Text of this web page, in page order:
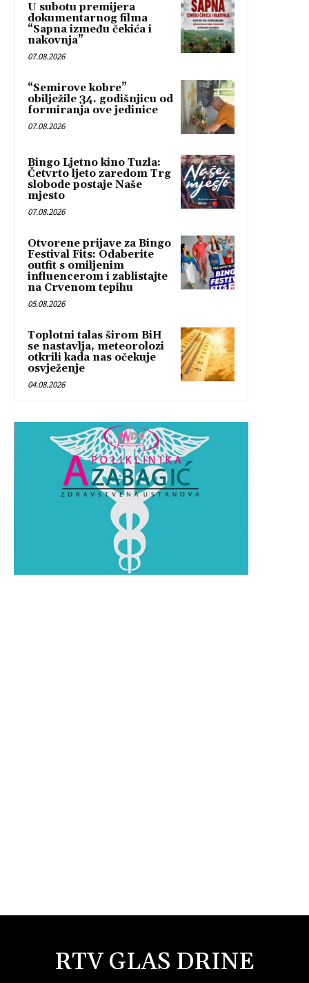
U subotu premijera
dokumentarnog filma
“Sapna između čekića i
nakovnja”
07.08.2026
“Semirove kobre”
obilježile 34. godišnjicu od
formiranja ove jedinice
07.08.2026
Bingo Ljetno kino Tuzla:
Četvrto ljeto zaredom Trg
slobode postaje Naše
mjesto
07.08.2026
Otvorene prijave za Bingo
Festival Fits: Odaberite
outfit s omiljenim
influencerom i zablistajte
na Crvenom tepihu
05.08.2026
Toplotni talas širom BiH
se nastavlja, meteorolozi
otkrili kada nas očekuje
osvježenje
04.08.2026
RTV GLAS DRINE